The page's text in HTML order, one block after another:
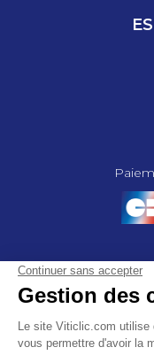
© 2025 - GROUPE
MENTIONS LÉGALES